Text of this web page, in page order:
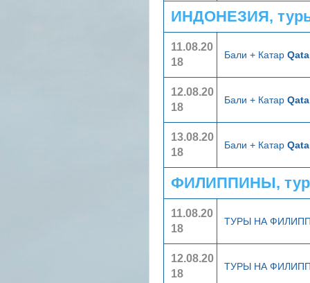
ИНДОНЕЗИЯ,
11.08.20
18
Бали + Катар
12.08.20
18
Бали + Катар
13.08.20
18
Бали + Катар
ФИЛИППИНЫ,
11.08.20
18
ТУРЫ НА
12.08.20
18
ТУРЫ НА